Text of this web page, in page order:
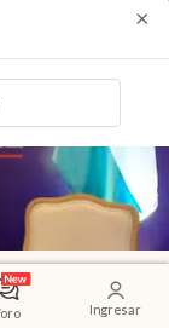
Ingresar
×
con Abelardo
presidencial